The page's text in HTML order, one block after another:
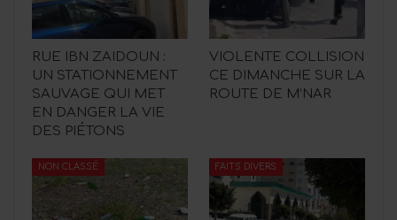
RUE IBN ZAIDOUN :
UN STATIONNEMENT
SAUVAGE QUI MET
EN DANGER LA VIE
DES PIÉTONS
VIOLENTE COLLISION
CE DIMANCHE SUR LA
ROUTE DE M’NAR
NON CLASSÉ FAITS DIVERS